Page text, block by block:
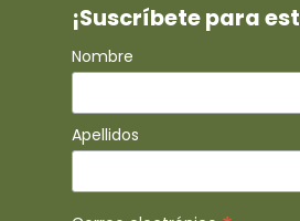
¡Suscríbete para
Nombre
Apellidos